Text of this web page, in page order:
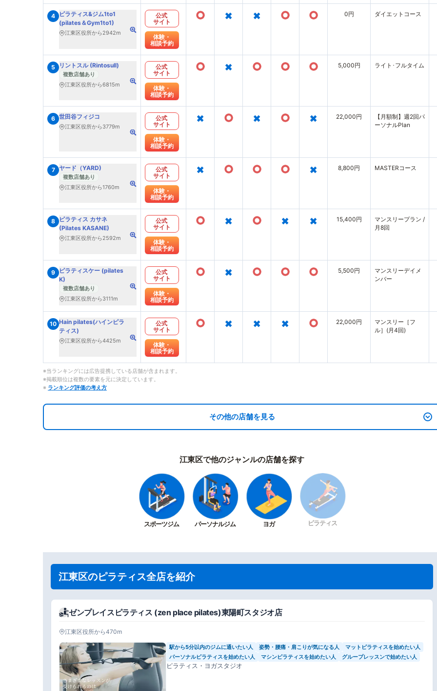
4
ピラティス&ジム1to1
(pilates＆Gym1to1)
江東区役所から2942m
公式
サイト
体験・
相談予約
○ × × ○ ○ 0円 ダイエットコース
5 リントスル (Rintosull)
複数店舗あり
江東区役所から6815m
公式
サイト
体験・
相談予約
○ × ○ ○ ○ 5,000円 ライト･フルタイム
6 世田谷フィジコ
江東区役所から3779m
公式
サイト
体験・
相談予約
× ○ × ○ × 22,000円
【月額制】週2回パ
ーソナルPlan
7 ヤード（YARD)
複数店舗あり
江東区役所から1760m
公式
サイト
体験・
相談予約
× ○ ○ ○ × 8,800円 MASTERコース
8
ピラティス カサネ
(Pilates KASANE)
江東区役所から2592m
公式
サイト
体験・
相談予約
○ × ○ × × 15,400円
マンスリープラン /
月8回
9
ピラティスケー (pilates
K)
複数店舗あり
江東区役所から3111m
公式
サイト
体験・
相談予約
○ × ○ ○ ○ 5,500円
マンスリーデイメ
ンバー
10 Hain pilates(ハインピラ
ティス)
江東区役所から4425m
公式
サイト
体験・
相談予約
○ × × × ○ 22,000円
マンスリー［フ
ル］(月4回)
※当ランキングには広告提携している店舗が含まれます。
※掲載順位は複数の要素を元に決定しています。
※ ランキング評価の考え方
その他の店舗を見る
江東区で他のジャンルの店舗を探す
スポーツジム パーソナルジム ヨガ ピラティス
江東区のピラティス全店を紹介
ゼンプレイスピラティス (zen place pilates)東陽町スタジオ店
江東区役所から470m
駅から5分以内のジムに通いたい人 姿勢・腰痛・肩こりが気になる人
マットピラティスを始めたい人
パーソナルピラティスを始めたい人
マシンピラティスを始めたい人 グループレッスンで始めたい人
ピラティス・ヨガスタジオ